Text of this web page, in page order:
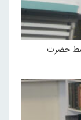
حضرت